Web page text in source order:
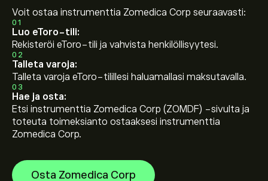
Voit ostaa instrumenttia Zomedica Corp seuraavasti:
01
Luo eToro-tili:
Rekisteröi eToro-tili ja vahvista henkilöllisyytesi.
02
Talleta varoja:
Talleta varoja eToro-tilillesi haluamallasi maksutavalla.
03
Hae ja osta:
Etsi instrumenttia Zomedica Corp (ZOMDF) -sivulta ja
toteuta toimeksianto ostaaksesi instrumenttia
Zomedica Corp.
Osta Zomedica Corp